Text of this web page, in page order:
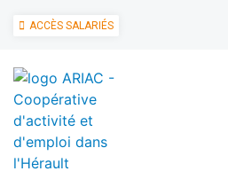
ACCÈS SALARIÉS